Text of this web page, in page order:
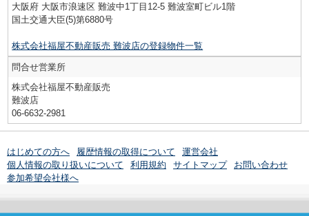
大阪府 大阪市浪速区 難波中1丁目12-5 難波室町ビル1階
国土交通大臣(5)第6880号
株式会社福屋不動産販売 難波店の登録物件一覧
問合せ営業所
株式会社福屋不動産販売
難波店
06-6632-2981
はじめての方へ 履歴情報の取得について
運営会社
個人情報の取り扱いについて
利用規約 サイトマップ
お問い合わせ
参加希望会社様へ